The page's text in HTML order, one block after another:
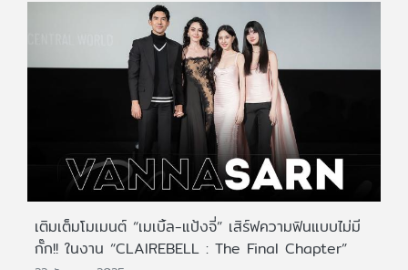
เติมเต็มโมเมนต์ “เมเบิ้ล-แป้งจี่” เสิร์ฟความฟินแบบไม่มี
กั๊ก!! ในงาน “CLAIREBELL : The Final Chapter”